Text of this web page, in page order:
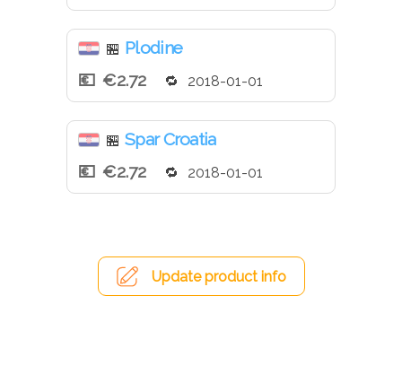
🏪 Plodine
€2.72
2018-01-01
🏪 Spar Croatia
€2.72
2018-01-01
Update product info